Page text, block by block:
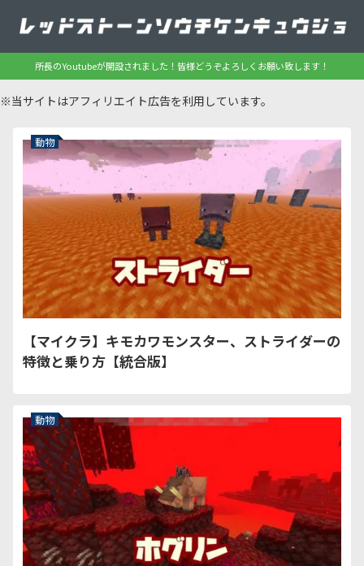
所長のYoutubeが開設されました！皆様どうぞよろしくお願い致します！
※当サイトはアフィリエイト広告を利用しています。
動物
【マイクラ】キモカワモンスター、ストライダーの
特徴と乗り方【統合版】
動物